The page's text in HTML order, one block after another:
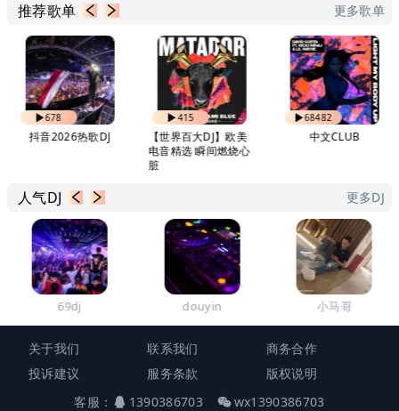
推荐歌单 更多歌单
678
抖音2026热歌DJ
415
【世界百大DJ】欧美
电音精选 瞬间燃烧心
脏
68482
中文CLUB
人气DJ 更多DJ
69dj douyin 小马哥
关于我们 联系我们
商务合作
投诉建议
服务条款
版权说明
客服：
1390386703 wx1390386703